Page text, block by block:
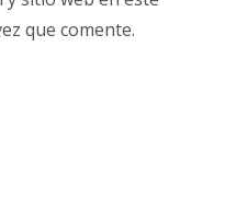
que comente.